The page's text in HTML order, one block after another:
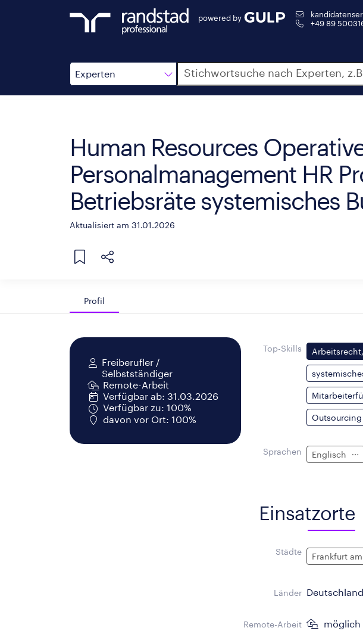
powered by
+49 89
Experten
Suche
Human Resources
Personalmanagement HR
Betriebsräte systemisches
Aktualisiert am 31.01.2026
Profil
Freiberufler /
Selbstständiger
Remote-Arbeit
Verfügbar ab: 31.03.2026
Verfügbar zu: 100%
davon vor Ort: 100%
Top-Skills Arbeitsrecht,
Outsourcing
Sprachen Englisch
Einsatzorte
Städte Frankfurt
Länder Deutschland
Remote-Arbeit möglich